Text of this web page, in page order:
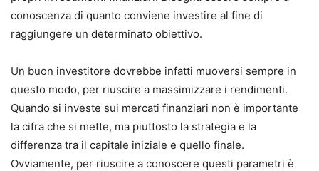
conoscenza di quanto conviene investire al fine di
raggiungere un determinato obiettivo.
Un buon investitore dovrebbe infatti muoversi sempre in
questo modo, per riuscire a massimizzare i rendimenti.
Quando si investe sui mercati finanziari non è importante
la cifra che si mette, ma piuttosto la strategia e la
differenza tra il capitale iniziale e quello finale.
Ovviamente, per riuscire a conoscere questi parametri è